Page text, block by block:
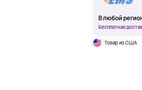
В любой
Бесплатная
Товар из США